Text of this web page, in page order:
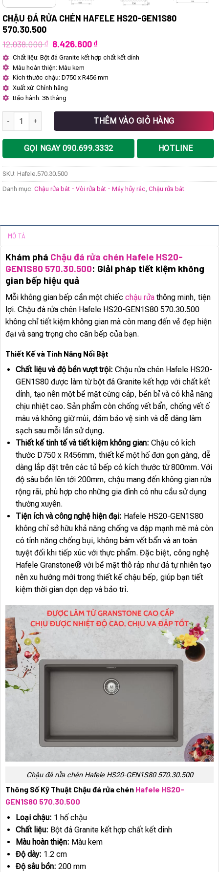
CHẬU ĐÁ RỬA CHÉN HAFELE HS20-GEN1S80
570.30.500
12.038.000₫ Giá
gốc
là:
12.038.000 ₫.
8.426.600₫Giá
hiện
tại
8.426.600 ₫.
Chất liệu: Bột đá Granite kết hợp chất kết dính
Màu hoàn thiện: Màu kem
Kích thước chậu: D750 x R456 mm
Xuất xứ: Chính hãng
Bảo hành: 36 tháng
Chậu đá rửa chén Hafele HS20-GEN1S80 570.30.500 số lượng
THÊM VÀO GIỎ HÀNG
GỌI NGAY 090.699.3332 HOTLINE
SKU: Hafele.570.30.500
Danh mục: Chậu rửa bát - Vòi rửa bát - Máy hủy rác, Chậu rửa bát
MÔ TẢ
Khám phá Chậu đá rửa chén Hafele HS20-
GEN1S80 570.30.500: Giải pháp tiết kiệm không
gian bếp hiệu quả
Mỗi không gian bếp cần một chiếc chậu rửa thông minh, tiện
lợi. Chậu đá rửa chén Hafele HS20-GEN1S80 570.30.500
không chỉ tiết kiệm không gian mà còn mang đến vẻ đẹp hiện
đại và sang trọng cho căn bếp của bạn.
Thiết Kế và Tính Năng Nổi Bật
Chất liệu và độ bền vượt trội: Chậu rửa chén Hafele HS20-
GEN1S80 được làm từ bột đá Granite kết hợp với chất kết
dính, tạo nên một bề mặt cứng cáp, bền bỉ và có khả năng
chịu nhiệt cao. Sản phẩm còn chống vết bẩn, chống vết ố
màu và không giữ mùi, đảm bảo vệ sinh và dễ dàng làm
sạch sau mỗi lần sử dụng.
Thiết kế tinh tế và tiết kiệm không gian: Chậu có kích
thước D750 x R456mm, thiết kế một hố đơn gọn gàng, dễ
dàng lắp đặt trên các tủ bếp có kích thước từ 800mm. Với
độ sâu bồn lên tới 200mm, chậu mang đến không gian rửa
rộng rãi, phù hợp cho những gia đình có nhu cầu sử dụng
thường xuyên.
Tiện ích và công nghệ hiện đại: Hafele HS20-GEN1S80
không chỉ sở hữu khả năng chống va đập mạnh mẽ mà còn
có tính năng chống bụi, không bám vết bẩn và an toàn
tuyệt đối khi tiếp xúc với thực phẩm. Đặc biệt, công nghệ
Hafele Granstone® với bề mặt thô ráp như đá tự nhiên tạo
nên xu hướng mới trong thiết kế chậu bếp, giúp bạn tiết
kiệm thời gian dọn dẹp và bảo trì.
Chậu đá rửa chén Hafele HS20-GEN1S80 570.30.500
Thông Số Kỹ Thuật Chậu đá rửa chén Hafele HS20-
GEN1S80 570.30.500
Loại chậu: 1 hố chậu
Chất liệu: Bột đá Granite kết hợp chất kết dính
Màu hoàn thiện: Màu kem
Độ dày: 1.2 cm
Độ sâu bồn: 200 mm